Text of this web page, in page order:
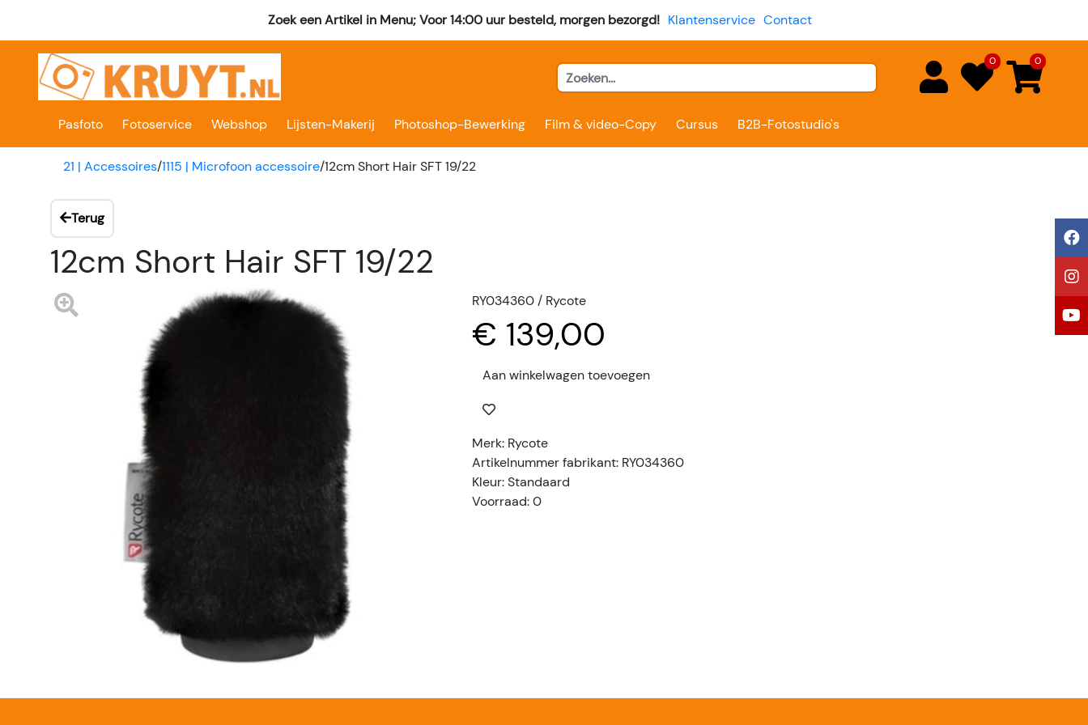
Zoek een Artikel in Menu; Voor 14:00 uur besteld, morgen bezorgd! Klantenservice Contact
0 0
Pasfoto Fotoservice Webshop Lijsten-Makerij Photoshop-Bewerking Film & video-Copy Cursus B2B-Fotostudio's
21 | Accessoires/1115 | Microfoon accessoire/12cm Short Hair SFT 19/22
Terug
12cm Short Hair SFT 19/22
RY034360 / Rycote
€ 139,00
Aan winkelwagen toevoegen
Merk: Rycote
Artikelnummer fabrikant: RY034360
Kleur: Standaard
Voorraad: 0